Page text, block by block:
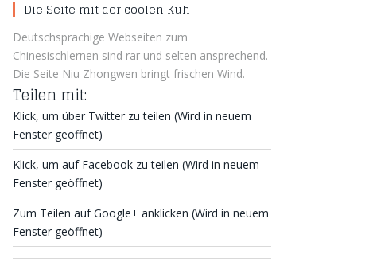
Die Seite mit der coolen Kuh
Deutschsprachige Webseiten zum
Chinesischlernen sind rar und selten ansprechend.
Die Seite Niu Zhongwen bringt frischen Wind.
Teilen mit:
Klick, um über Twitter zu teilen (Wird in neuem
Fenster geöffnet)
Klick, um auf Facebook zu teilen (Wird in neuem
Fenster geöffnet)
Zum Teilen auf Google+ anklicken (Wird in neuem
Fenster geöffnet)